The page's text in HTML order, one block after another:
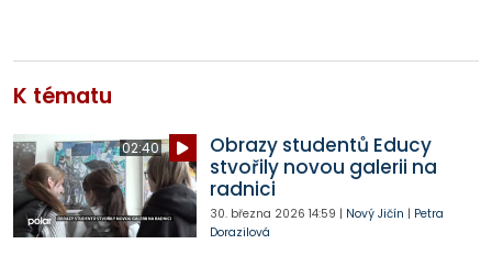
K tématu
02:40
Obrazy studentů Educy
stvořily novou galerii na
radnici
30. března 2026 14:59 | Nový Jičín | Petra
Dorazilová